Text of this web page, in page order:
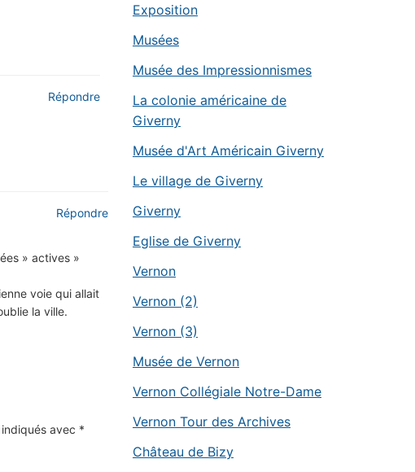
Répondre
» actives »
voie qui allait
la ville.
Répondre
avec *
Exposition
Musées
Musée des Impressionnismes
La colonie américaine de
Giverny
Musée d'Art Américain Giverny
Le village de Giverny
Giverny
Eglise de Giverny
Vernon
Vernon (2)
Vernon (3)
Musée de Vernon
Vernon Collégiale Notre-Dame
Vernon Tour des Archives
Château de Bizy